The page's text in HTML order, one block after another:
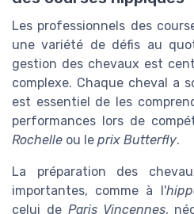
Les professionnels des
une variété de défis au
gestion des chevaux est
complexe. Chaque cheval a
est essentiel de les
performances lors de
Rochelle ou le prix Butterfly.
La préparation des
importantes, comme à l'
celui de Paris Vincennes,